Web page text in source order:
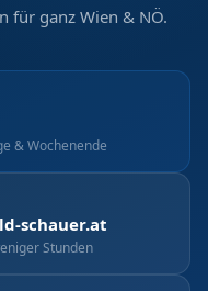
für ganz Wien & NÖ.
& Wochenende
schauer.at
Stunden